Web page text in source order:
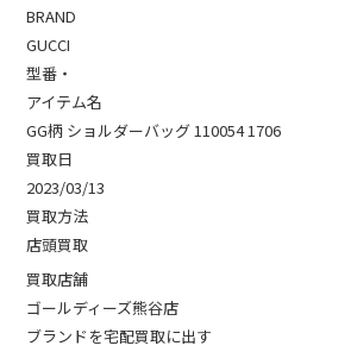
BRAND
GUCCI
型番・
アイテム名
GG柄 ショルダーバッグ 110054 1706
買取日
2023/03/13
買取方法
店頭買取
買取店舗
ゴールディーズ熊谷店
ブランドを宅配買取に出す